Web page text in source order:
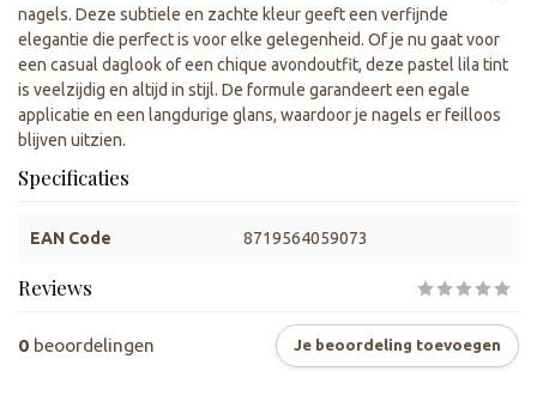
nagels. Deze subtiele en zachte kleur geeft een verfijnde
elegantie die perfect is voor elke gelegenheid. Of je nu gaat voor
een casual daglook of een chique avondoutfit, deze pastel lila tint
is veelzijdig en altijd in stijl. De formule garandeert een egale
applicatie en een langdurige glans, waardoor je nagels er feilloos
blijven uitzien.
Specificaties
EAN Code 8719564059073
Reviews
0 beoordelingen Je beoordeling toevoegen